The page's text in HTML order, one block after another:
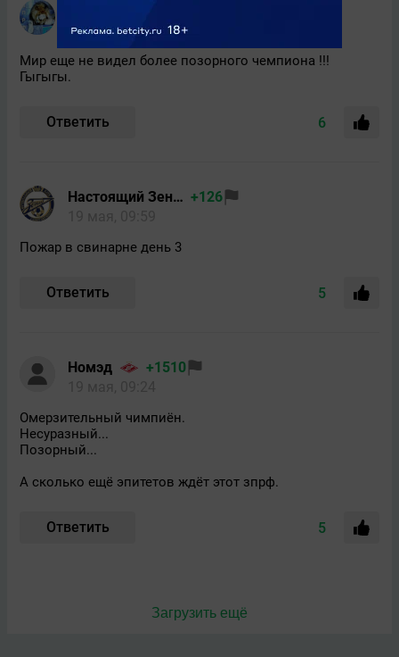
19 мая, 09:45
Мир еще не видел более позорного чемпиона !!!
Гыгыгы.
Ответить 6
Настоящий Зенитовец +126
Пожар в свинарне день 3
Ответить 5
Номэд
+1510
Омерзительный чимпиён.
Несуразный...
Позорный...
А сколько ещё эпитетов ждёт этот зпрф.
Ответить 5
Загрузить ещё